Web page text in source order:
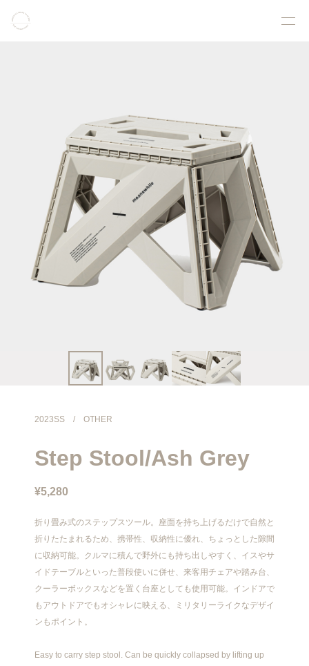
2023SS / OTHER
Step Stool/Ash Grey
¥5,280
折り畳み式のステップスツール。座面を持ち上げるだけで自然と
折りたたまれるため、携帯性、収納性に優れ、ちょっとした隙間
に収納可能。クルマに積んで野外にも持ち出しやすく、イスやサ
イドテーブルといった普段使いに併せ、来客用チェアや踏み台、
クーラーボックスなどを置く台座としても使用可能。インドアで
もアウトドアでもオシャレに映える、ミリタリーライクなデザイ
ンもポイント。
Easy to carry step stool. Can be quickly collapsed by lifting up
GALLERY
ONLINE STORE
STORELIST
ABOUT
FACEBOOK
INSTAGRAM